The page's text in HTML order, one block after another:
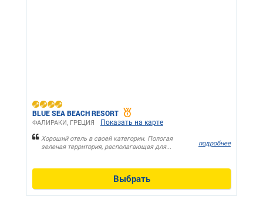
BLUE SEA BEACH RESORT
ФАЛИРАКИ, ГРЕЦИЯ Показать на карте
Хороший отель в своей категории. Пологая
зеленая территория, располагающая для...
подробнее
Выбрать